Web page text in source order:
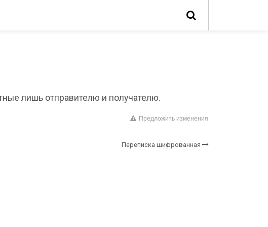
лишь отправителю и получателю.
Предложить изменения
Переписка шифрованная